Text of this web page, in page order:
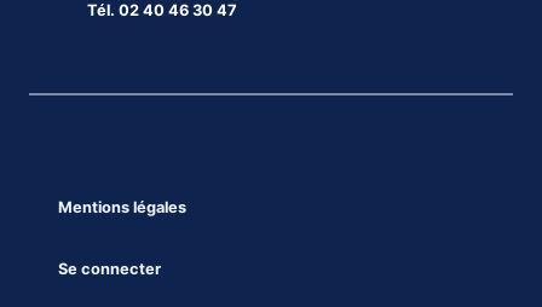
Tél. 02 40 46 30 47
Mentions légales
Se connecter